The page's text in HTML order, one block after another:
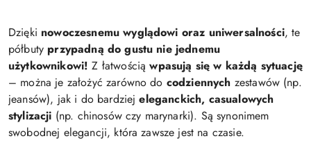
Dzięki nowoczesnemu wyglądowi oraz uniwersalności, te
półbuty przypadną do gustu nie jednemu
użytkownikowi! Z łatwościąwpasują się w każdą sytuację
– można je założyć zarówno do codziennych zestawów (np.
jeansów), jak i do bardziejeleganckich, casualowych
stylizacji (np. chinosów czy marynarki). Są synonimem
swobodnej elegancji, która zawsze jest na czasie.